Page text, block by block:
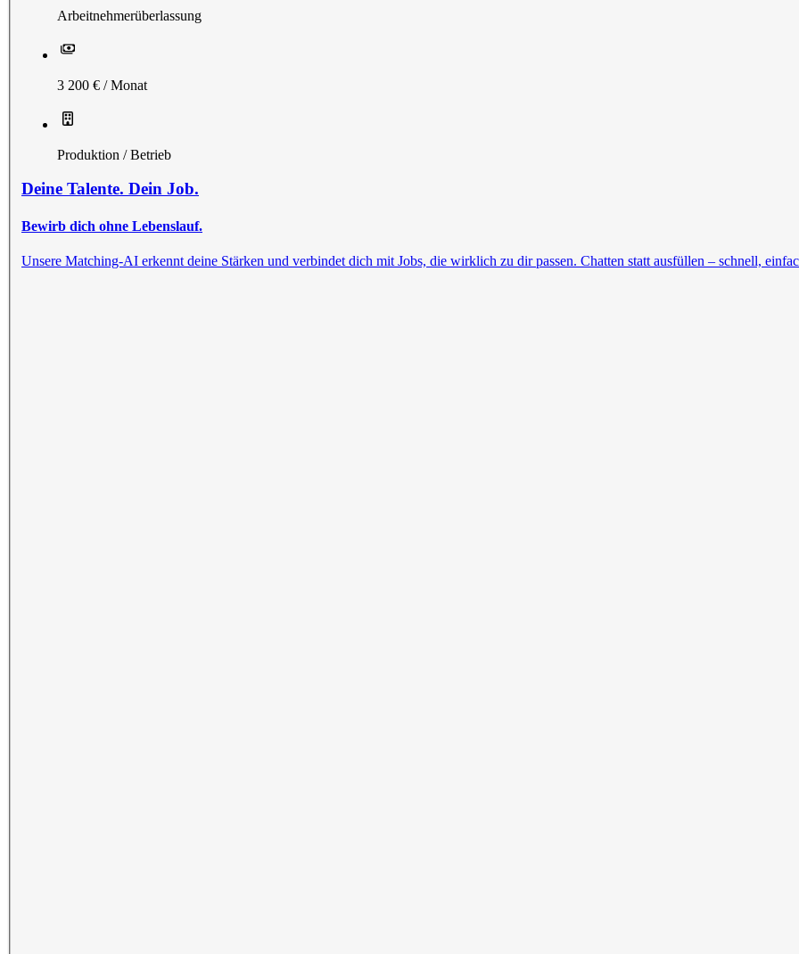
Arbeitnehmerüberlassung
3 200 € / Monat
Produktion / Betrieb
Deine Talente. Dein Job.
Bewirb dich ohne Lebenslauf.
Unsere Matching-AI erkennt deine Stärken und verbindet dich mit Jobs, die wirklich zu dir passen. Chatten statt ausfüllen – schnell,